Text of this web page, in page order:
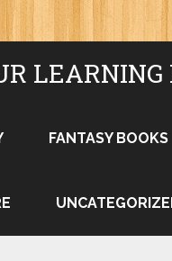
LEARNING
FANTASY BOOKS